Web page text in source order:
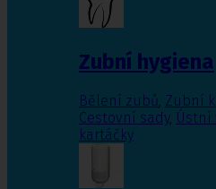
Zubní hygiena
Bělení zubů, Zubní
Cestovní sady, Ústní
kartáčky